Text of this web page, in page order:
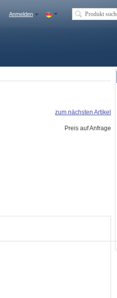
Anmelden
zum nächsten Artikel
Preis auf Anfrage